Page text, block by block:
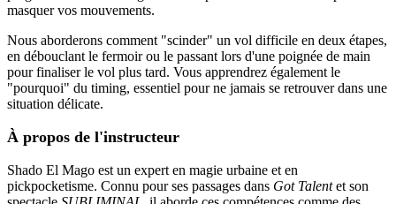
masquer vos mouvements.
Nous aborderons comment "scinder" un vol difficile en deux étapes,
en débouclant le fermoir ou le passant lors d'une poignée de main
pour finaliser le vol plus tard. Vous apprendrez également le
"pourquoi" du timing, essentiel pour ne jamais se retrouver dans une
situation délicate.
À propos de l'instructeur
Shado El Mago est un expert en magie urbaine et en
pickpocketisme. Connu pour ses passages dans Got Talentet son